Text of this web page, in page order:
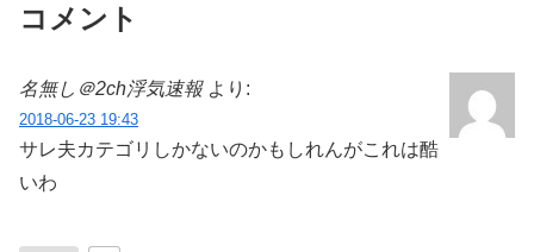
コメント
名無し＠2ch浮気速報 より:
2018-06-23 19:43
サレ夫カテゴリしかないのかもしれんがこれは酷
いわ